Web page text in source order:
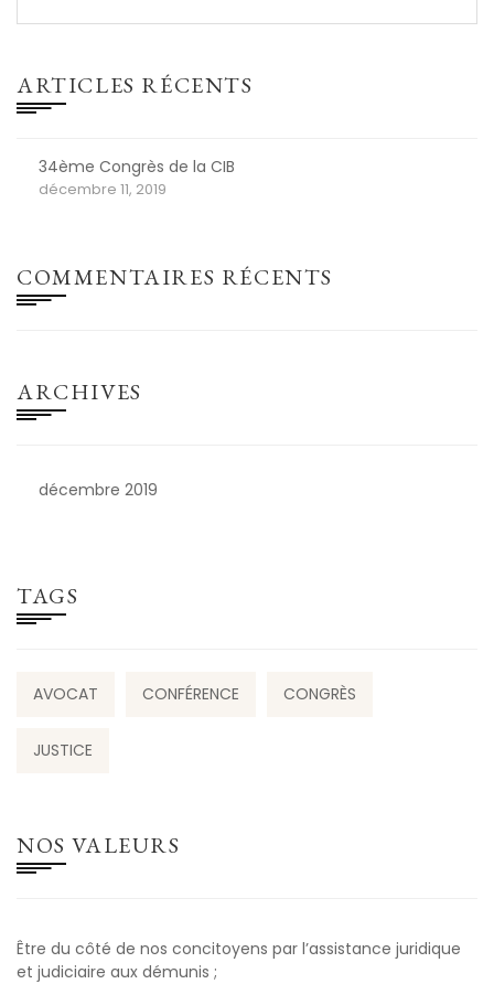
ARTICLES RÉCENTS
34ème Congrès de la CIB
décembre 11, 2019
COMMENTAIRES RÉCENTS
ARCHIVES
décembre 2019
TAGS
AVOCAT CONFÉRENCE CONGRÈS
JUSTICE
NOS VALEURS
Être du côté de nos concitoyens par l’assistance juridique
et judiciaire aux démunis ;